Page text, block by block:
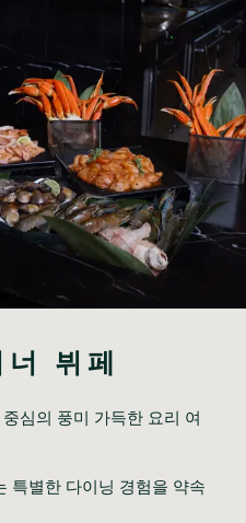
뷔페
심의 풍미 가득한 요리 여
특별한 다이닝 경험을 약속